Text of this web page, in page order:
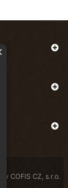
COFIS CZ, s.r.o.